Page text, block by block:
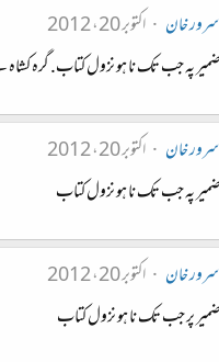
خان
اکتوبر 20، 2012
پہ جب تک نا ہو نزول کتاب. گرہ
خان
اکتوبر 20، 2012
پہ جب تک نا ہو نزول کتاب
خان
اکتوبر 20، 2012
پر جب تک نا ہو نزول کتاب